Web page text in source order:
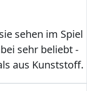
sehen im Spiel
sehr beliebt -
aus Kunststoff.